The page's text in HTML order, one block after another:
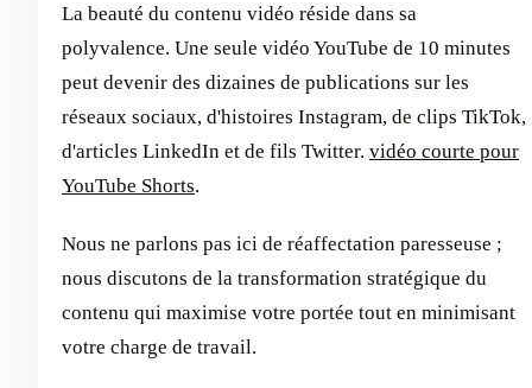
La beauté du contenu vidéo réside dans sa
polyvalence. Une seule vidéo YouTube de 10 minutes
peut devenir des dizaines de publications sur les
réseaux sociaux, d'histoires Instagram, de clips TikTok,
d'articles LinkedIn et de fils Twitter. vidéo courte pour
YouTube Shorts.
Nous ne parlons pas ici de réaffectation paresseuse ;
nous discutons de la transformation stratégique du
contenu qui maximise votre portée tout en minimisant
votre charge de travail.